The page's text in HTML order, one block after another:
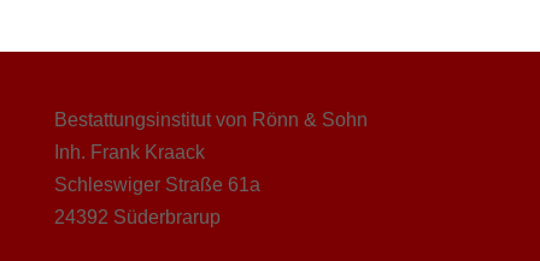
Bestattungsinstitut von Rönn & Sohn
Inh. Frank Kraack
Schleswiger Straße 61a
24392 Süderbrarup